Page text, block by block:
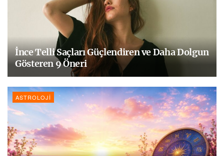
İnce Telli Saçları Güçlendiren ve Daha Dolgun
Gösteren 9 Öneri
ASTROLOJI